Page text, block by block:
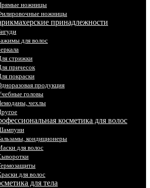
ножницы
ножницы
принадлежности
для волос
стрижки
причесок
покраски
продукция
головы
чехлы
косметика для волос
кондиционеры
для волос
для волос
для тела